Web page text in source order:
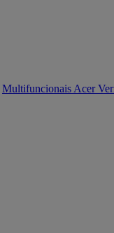
Multifuncionais Acer